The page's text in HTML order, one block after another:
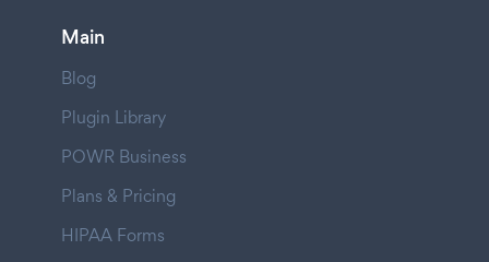
Main
Blog
Plugin Library
POWR Business
Plans & Pricing
HIPAA Forms